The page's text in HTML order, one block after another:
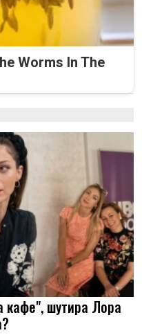
Worms In The
кафе", шутира Лора